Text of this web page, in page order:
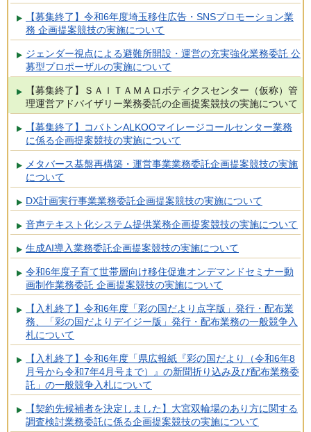
【募集終了】令和6年度埼玉移住広告・SNSプロモーション業
務 企画提案競技の実施について
ジェンダー視点による避難所開設・運営の充実強化業務委託 公
募型プロポーザルの実施について
【募集終了】ＳＡＩＴＡＭＡロボティクスセンター（仮称）管
理運営アドバイザリー業務委託の企画提案競技の実施について
【募集終了】コバトンALKOOマイレージコールセンター業務
に係る企画提案競技の実施について
メタバース基盤再構築・運営事業業務委託企画提案競技の実施
について
DX計画実行事業業務委託企画提案競技の実施について
音声テキスト化システム提供業務企画提案競技の実施について
生成AI導入業務委託企画提案競技の実施について
令和6年度子育て世帯層向け移住促進オンデマンドセミナー動
画制作業務委託 企画提案競技の実施について
【入札終了】令和6年度「彩の国だより点字版」発行・配布業
務、「彩の国だよりデイジー版」発行・配布業務の一般競争入
札について
【入札終了】令和6年度「県広報紙『彩の国だより（令和6年8
月号から令和7年4月号まで）』の新聞折り込み及び配布業務委
託」の一般競争入札について
【契約先候補者を決定しました】大宮双輪場のあり方に関する
調査検討業務委託に係る企画提案競技の実施について